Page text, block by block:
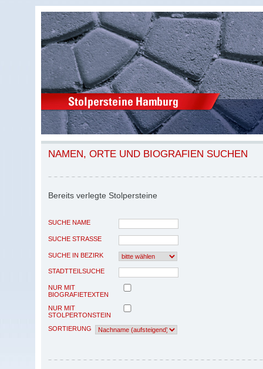
NAMEN, ORTE UND BIOGRAFIEN SUCHEN
Bereits verlegte Stolpersteine
SUCHE NAME
SUCHE STRASSE
SUCHE IN BEZIRK
STADTTEILSUCHE
NUR MIT
BIOGRAFIETEXTEN
NUR MIT
STOLPERTONSTEIN
SORTIERUNG